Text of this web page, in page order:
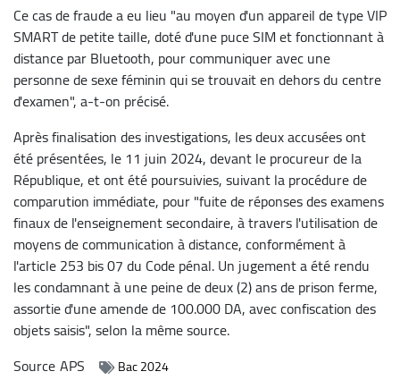
Ce cas de fraude a eu lieu "au moyen d'un appareil de type VIP
SMART de petite taille, doté d'une puce SIM et fonctionnant à
distance par Bluetooth, pour communiquer avec une
personne de sexe féminin qui se trouvait en dehors du centre
d'examen", a-t-on précisé.
Après finalisation des investigations, les deux accusées ont
été présentées, le 11 juin 2024, devant le procureur de la
République, et ont été poursuivies, suivant la procédure de
comparution immédiate, pour "fuite de réponses des examens
finaux de l'enseignement secondaire, à travers l'utilisation de
moyens de communication à distance, conformément à
l'article 253 bis 07 du Code pénal. Un jugement a été rendu
les condamnant à une peine de deux (2) ans de prison ferme,
assortie d'une amende de 100.000 DA, avec confiscation des
objets saisis", selon la même source.
SourceAPS Bac 2024